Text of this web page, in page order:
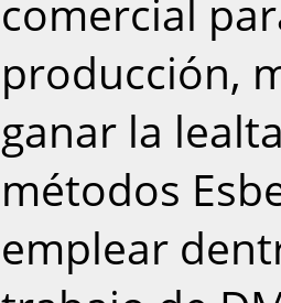
comercial
producción,
ganar la
métodos
emplear